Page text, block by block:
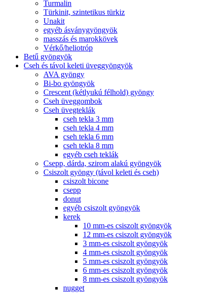
Turmalin
Türkinit, szintetikus türkiz
Unakit
egyéb ásványgyöngyök
masszás és marokkövek
Vérkő/heliotróp
Betű gyöngyök
Cseh és távol keleti üveggyöngyök
AVA gyöngy
Bi-bo gyöngyök
Crescent (kétlyukú félhold) gyöngy
Cseh üveggombok
Cseh üvegteklák
cseh tekla 3 mm
cseh tekla 4 mm
cseh tekla 6 mm
cseh tekla 8 mm
egyéb cseh teklák
Csepp, dárda, szirom alakú gyöngyök
Csiszolt gyöngy (távol keleti és cseh)
csiszolt bicone
csepp
donut
egyéb csiszolt gyöngyök
kerek
10 mm-es csiszolt gyöngyök
12 mm-es csiszolt gyöngyök
3 mm-es csiszolt gyöngyök
4 mm-es csiszolt gyöngyök
5 mm-es csiszolt gyöngyök
6 mm-es csiszolt gyöngyök
8 mm-es csiszolt gyöngyök
nugget